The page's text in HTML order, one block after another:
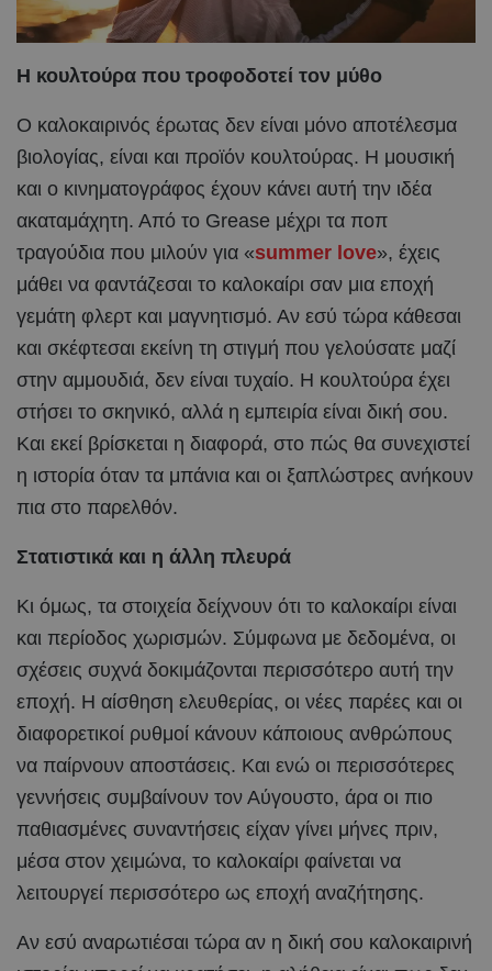
Η κουλτούρα που τροφοδοτεί τον μύθο
Ο καλοκαιρινός έρωτας δεν είναι μόνο αποτέλεσμα
βιολογίας, είναι και προϊόν κουλτούρας. Η μουσική
και ο κινηματογράφος έχουν κάνει αυτή την ιδέα
ακαταμάχητη. Από το Grease μέχρι τα ποπ
τραγούδια που μιλούν για «summer love», έχεις
μάθει να φαντάζεσαι το καλοκαίρι σαν μια εποχή
γεμάτη φλερτ και μαγνητισμό. Αν εσύ τώρα κάθεσαι
και σκέφτεσαι εκείνη τη στιγμή που γελούσατε μαζί
στην αμμουδιά, δεν είναι τυχαίο. Η κουλτούρα έχει
στήσει το σκηνικό, αλλά η εμπειρία είναι δική σου.
Και εκεί βρίσκεται η διαφορά, στο πώς θα συνεχιστεί
η ιστορία όταν τα μπάνια και οι ξαπλώστρες ανήκουν
πια στο παρελθόν.
Στατιστικά και η άλλη πλευρά
Κι όμως, τα στοιχεία δείχνουν ότι το καλοκαίρι είναι
και περίοδος χωρισμών. Σύμφωνα με δεδομένα, οι
σχέσεις συχνά δοκιμάζονται περισσότερο αυτή την
εποχή. Η αίσθηση ελευθερίας, οι νέες παρέες και οι
διαφορετικοί ρυθμοί κάνουν κάποιους ανθρώπους
να παίρνουν αποστάσεις. Και ενώ οι περισσότερες
γεννήσεις συμβαίνουν τον Αύγουστο, άρα οι πιο
παθιασμένες συναντήσεις είχαν γίνει μήνες πριν,
μέσα στον χειμώνα, το καλοκαίρι φαίνεται να
λειτουργεί περισσότερο ως εποχή αναζήτησης.
Αν εσύ αναρωτιέσαι τώρα αν η δική σου καλοκαιρινή